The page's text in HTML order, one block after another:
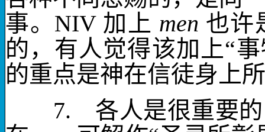
事。 NIV 加上 men 也许
的，有人觉得该加上“
的重点是神在信徒身上
7.
各人是很重要